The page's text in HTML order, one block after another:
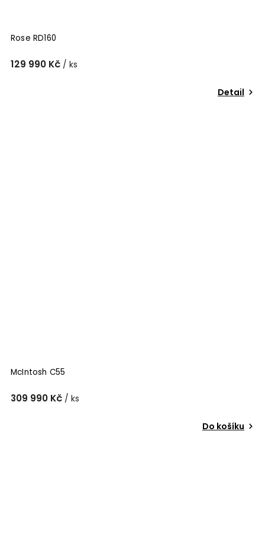
Rose RD160
129 990 Kč / ks
Detail
McIntosh C55
309 990 Kč / ks
Do košíku